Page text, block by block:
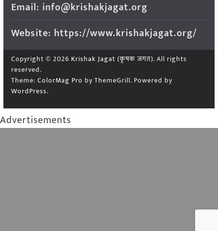
Email: info@krishakjagat.org
Website: https://www.krishakjagat.org/
Copyright © 2026 Krishak Jagat (कृषक जगत). All rights
reserved.
Theme: ColorMag Pro by ThemeGrill. Powered by
WordPress.
Advertisements